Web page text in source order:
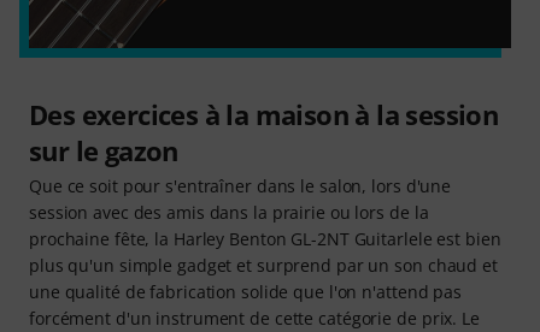
Des exercices à la maison à la session
sur le gazon
Que ce soit pour s'entraîner dans le salon, lors d'une
session avec des amis dans la prairie ou lors de la
prochaine fête, la Harley Benton GL-2NT Guitarlele est bien
plus qu'un simple gadget et surprend par un son chaud et
une qualité de fabrication solide que l'on n'attend pas
forcément d'un instrument de cette catégorie de prix. Le